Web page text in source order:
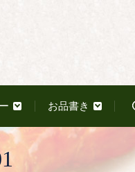
お品書き